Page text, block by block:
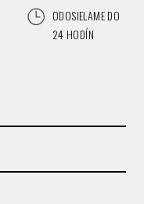
ODOSIELAME DO
24 HODÍN